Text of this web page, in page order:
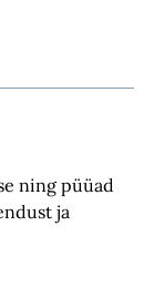
ning püüad
ja